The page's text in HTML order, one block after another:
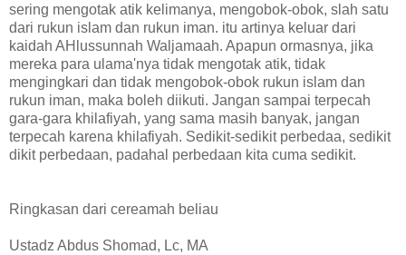
sering mengotak atik kelimanya, mengobok-obok, slah satu
dari rukun islam dan rukun iman. itu artinya keluar dari
kaidah AHlussunnah Waljamaah. Apapun ormasnya, jika
mereka para ulama'nya tidak mengotak atik, tidak
mengingkari dan tidak mengobok-obok rukun islam dan
rukun iman, maka boleh diikuti. Jangan sampai terpecah
gara-gara khilafiyah, yang sama masih banyak, jangan
terpecah karena khilafiyah. Sedikit-sedikit perbedaa, sedikit
dikit perbedaan, padahal perbedaan kita cuma sedikit.
Ringkasan dari cereamah beliau
Ustadz Abdus Shomad, Lc, MA